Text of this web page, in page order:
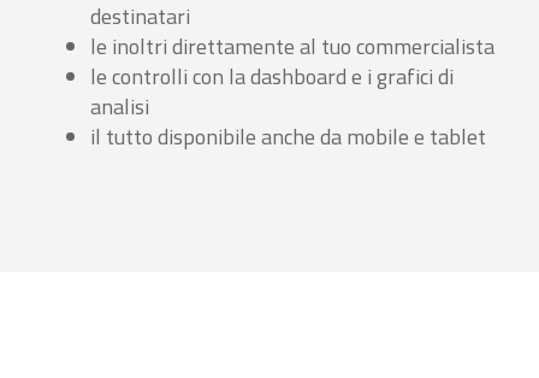
destinatari
le inoltri direttamente al tuo commercialista
le controlli con la dashboard e i grafici di
analisi
il tutto disponibile anche da mobile e tablet